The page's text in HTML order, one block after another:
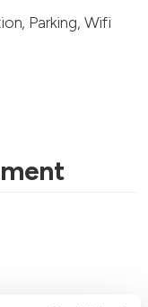
Parking, Wifi